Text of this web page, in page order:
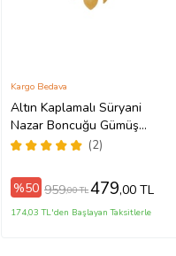
Altın Kaplamalı Süryani
Nazar Boncuğu Gümüş
Kolye Ucu
(2)
Kargo Bedava
%50 959,00 TL479,00 TL
174,03 TL'den Başlayan Taksitlerle